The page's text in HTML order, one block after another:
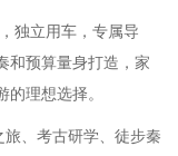
独立用车，专属导
和预算量身打造，家
理想选择。
、考古研学、徒步秦